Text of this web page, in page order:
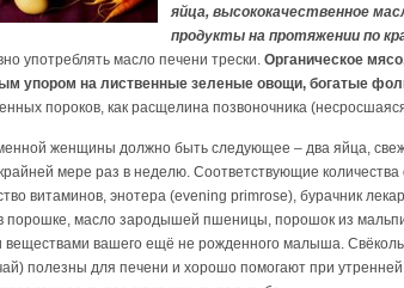
яйца, высококачественное
продукты на протяжении по
употреблять масло печени трески. Органическое
упором на лиственные зеленые овощи, богатые
пороков, как расщелина позвоночника
женщины должно быть следующее – два яйца,
мере раз в неделю. Соответствующие
витаминов, энотера (evening primrose), бурачник
масло зародышей пшеницы, порошок из
вашего ещё не рожденного малыша.
полезны для печени и хорошо помогают при